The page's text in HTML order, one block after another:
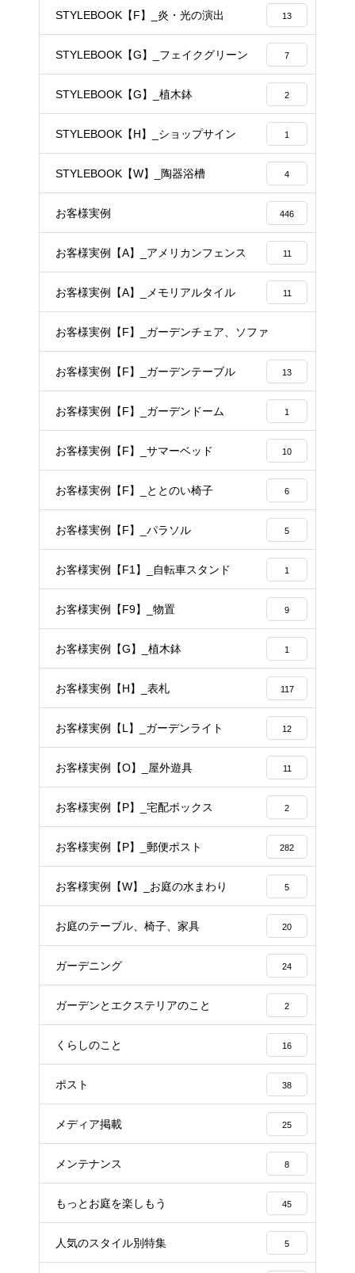
STYLEBOOK【F】_炎・光の演出 13
STYLEBOOK【G】_フェイクグリーン 7
STYLEBOOK【G】_植木鉢 2
STYLEBOOK【H】_ショップサイン 1
STYLEBOOK【W】_陶器浴槽 4
お客様実例 446
お客様実例【A】_アメリカンフェンス 11
お客様実例【A】_メモリアルタイル 11
お客様実例【F】_ガーデンチェア、ソファ
14
お客様実例【F】_ガーデンテーブル 13
お客様実例【F】_ガーデンドーム 1
お客様実例【F】_サマーベッド 10
お客様実例【F】_ととのい椅子 6
お客様実例【F】_パラソル 5
お客様実例【F1】_自転車スタンド 1
お客様実例【F9】_物置 9
お客様実例【G】_植木鉢 1
お客様実例【H】_表札 117
お客様実例【L】_ガーデンライト 12
お客様実例【O】_屋外遊具 11
お客様実例【P】_宅配ボックス 2
お客様実例【P】_郵便ポスト 282
お客様実例【W】_お庭の水まわり 5
お庭のテーブル、椅子、家具 20
ガーデニング 24
ガーデンとエクステリアのこと 2
くらしのこと 16
ポスト 38
メディア掲載 25
メンテナンス 8
もっとお庭を楽しもう 45
人気のスタイル別特集 5